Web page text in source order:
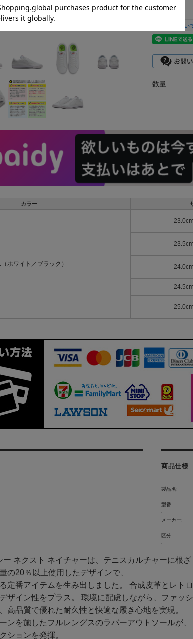
返品につ
数量:
カラー
ホワイト／ブラック）
商品仕様
製品名:
型番:
メーカー:
区分:
ネクスト ネイチャーは、テニスカルチャーに根ざ
の20％以上使用したデザインで、
定番アイテムを生み出しました。 合成皮革とレトロ
ザイン性をプラス。 環境に配慮しながら、ファッ
高品質で優れた耐久性と快適な履き心地を実現。
ンを施したフルレングスのラバーアウトソールが、
ションを発揮。